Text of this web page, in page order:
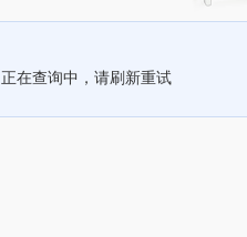
正在查询中，请刷新重试